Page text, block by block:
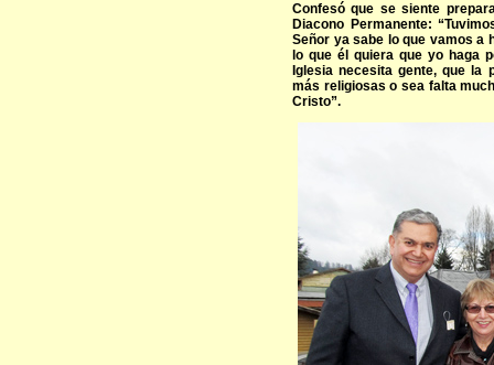
Confesó que se siente
Diacono Permanente:
Señor ya sabe lo que vamos a
lo que él quiera que yo haga
Iglesia necesita gente, que la
más religiosas o sea falta
Cristo”.